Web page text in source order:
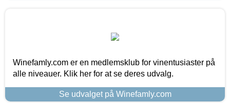
Winefamly.com er en medlemsklub for vinentusiaster på
alle niveauer. Klik her for at se deres udvalg.
Se udvalget på Winefamly.com